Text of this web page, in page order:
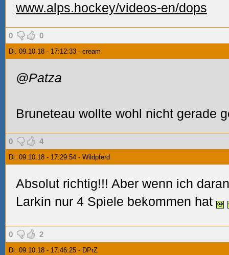
www.alps.hockey/videos-en/dops
0 0
Di. 09.10.18 - 17:12:33 - cream
@Patza
Bruneteau wollte wohl nicht gerade
0 4
Di. 09.10.18 - 17:29:54 - Wildpferd
Absolut richtig!!! Aber wenn ich
Larkin nur 4 Spiele bekommen hat
0 2
Di. 09.10.18 - 17:46:25 - DPrZ